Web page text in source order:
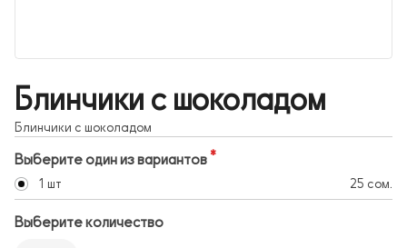
Блинчики с шоколадом
Блинчики с шоколадом
Выберите один из вариантов
1 шт 25 сом.
Выберите количество